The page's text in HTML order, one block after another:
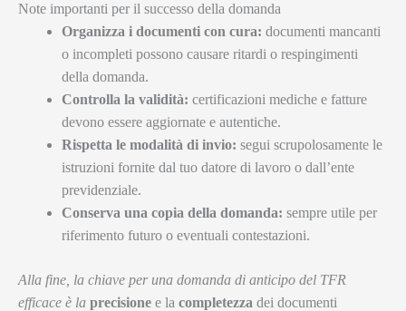
Note importanti per il successo della domanda
Organizza i documenti con cura: documenti mancanti
o incompleti possono causare ritardi o respingimenti
della domanda.
Controlla la validità: certificazioni mediche e fatture
devono essere aggiornate e autentiche.
Rispetta le modalità di invio: segui scrupolosamente le
istruzioni fornite dal tuo datore di lavoro o dall’ente
previdenziale.
Conserva una copia della domanda: sempre utile per
riferimento futuro o eventuali contestazioni.
Alla fine, la chiave per una domanda di anticipo del TFR
efficace è la precisione e la completezza dei documenti